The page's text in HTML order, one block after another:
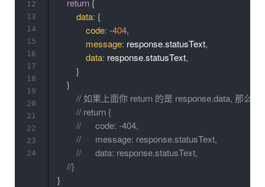
return{
data: {
code: -404,
message: response.statusText,
data: response.statusText,
}
}
// 如果上面你 return 的是 response.data, 那么这
// return {
//	code: -404,
//	message: response.statusText,
//	data: response.statusText,
//}
}
12
13
14
15
16
17
18
19
20
21
22
23
24